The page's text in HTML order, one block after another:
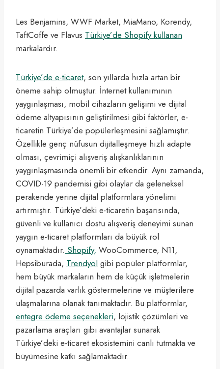
Les Benjamins, WWF Market, MiaMano, Korendy,
TaftCoffe ve Flavus Türkiye’de Shopify kullanan
markalardır.
Türkiye’de e-ticaret, son yıllarda hızla artan bir
öneme sahip olmuştur. İnternet kullanımının
yaygınlaşması, mobil cihazların gelişimi ve dijital
ödeme altyapısının geliştirilmesi gibi faktörler, e-
ticaretin Türkiye’de popülerleşmesini sağlamıştır.
Özellikle genç nüfusun dijitalleşmeye hızlı adapte
olması, çevrimiçi alışveriş alışkanlıklarının
yaygınlaşmasında önemli bir etkendir. Aynı zamanda,
COVID-19 pandemisi gibi olaylar da geleneksel
perakende yerine dijital platformlara yönelimi
artırmıştır. Türkiye’deki e-ticaretin başarısında,
güvenli ve kullanıcı dostu alışveriş deneyimi sunan
yaygın e-ticaret platformları da büyük rol
oynamaktadır. Shopify, WooCommerce, N11,
Hepsiburada, Trendyol gibi popüler platformlar,
hem büyük markaların hem de küçük işletmelerin
dijital pazarda varlık göstermelerine ve müşterilere
ulaşmalarına olanak tanımaktadır. Bu platformlar,
entegre ödeme seçenekleri, lojistik çözümleri ve
pazarlama araçları gibi avantajlar sunarak
Türkiye’deki e-ticaret ekosistemini canlı tutmakta ve
büyümesine katkı sağlamaktadır.